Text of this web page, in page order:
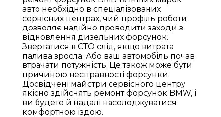
авто необхідно в спеціалізованих
сервісних центрах, чий профіль роботи
дозволяє надійно проводити заходи з
відновлення дизельних форсунок.
Звертатися в СТО слід, якщо витрата
палива зросла. Або ваш автомобіль почав
втрачати потужність. Це також може бути
причиною несправності форсунки.
Досвідчені майстри сервісного центру
якісно здійснять ремонт форсунок BMW, і
ви будете й надалі насолоджуватися
комфортною їздою.